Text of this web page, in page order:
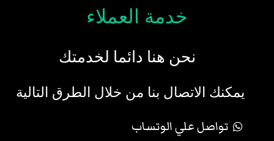
خدمة العملاء
نحن هنا دائما لخدمتك
يمكنك الاتصال بنا من خلال الطرق التالية
تواصل علي الوتساب